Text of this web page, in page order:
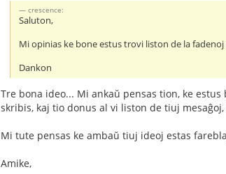
crescence:
Saluton,
Mi opinias ke bone estus trovi liston de la
Dankon
Tre bona ideo... Mi ankaŭ pensas tion, ke
skribis, kaj tio donus al vi liston de tiuj
Mi tute pensas ke ambaŭ tiuj ideoj estas
Amike,